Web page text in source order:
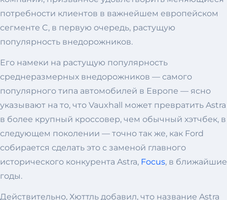
потребности клиентов в важнейшем европейском
сегменте C, в первую очередь, растущую
популярность внедорожников.
Его намеки на растущую популярность
среднеразмерных внедорожников — самого
популярного типа автомобилей в Европе — ясно
указывают на то, что Vauxhall может превратить Astra
в более крупный кроссовер, чем обычный хэтчбек, в
следующем поколении — точно так же, как Ford
собирается сделать это с заменой главного
исторического конкурента Astra, Focus, в ближайшие
годы.
Действительно, Хюттль добавил, что название Astra